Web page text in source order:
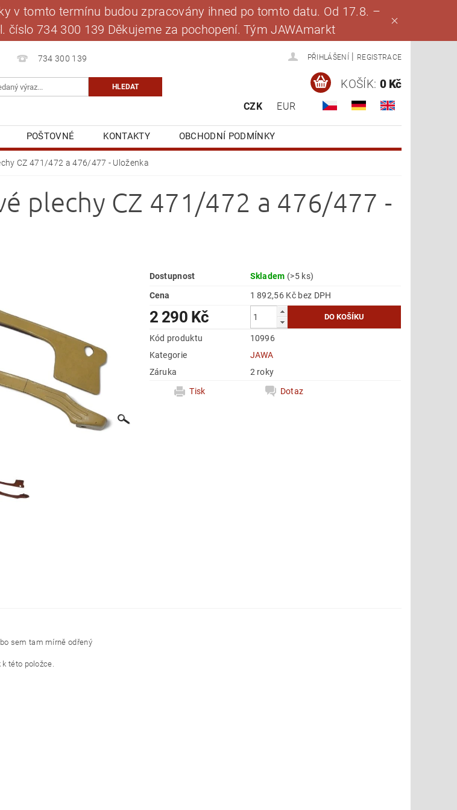
v tomto termínu budou zpracovány ihned po tomto datu. Od 17.8. –
734 300 139 Děkujeme za pochopení. Tým JAWAmarkt
734 300 139 PŘIHLÁŠENÍ REGISTRACE
CZK EUR
KOŠÍK: 0 Kč
POŠTOVNÉ KONTAKTY
OBCHODNÍ PODMÍNKY
OBJEDNÁVKA
CZ 471/472 a 476/477 - Uloženka
plechy CZ 471/472 a 476/477 -
Dostupnost Skladem (>5 ks)
Cena
1 892,56 Kč bez DPH
2 290 Kč
Kód produktu
10996
Kategorie
JAWA
Záruka
2 roky
Tisk
Dotaz
sem tam mírně odřený
této položce.